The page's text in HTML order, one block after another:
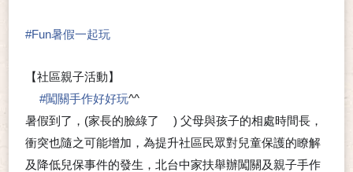
#Fun暑假一起玩
【社區親子活動】
#闖關手作好好玩^^
暑假到了，(家長的臉綠了
😆) 父母與孩子的相處時間長，
衝突也隨之可能增加，為提升社區民眾對兒童保護的瞭解
及降低兒保事件的發生，北台中家扶舉辦闖關及親子手作